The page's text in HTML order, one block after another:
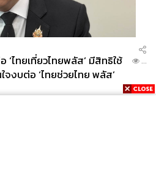
‘ไทยเที่ยวไทยพลัส’ มีสิทธิใช้
งบต่อ ‘ไทยช่วยไทย พลัส’
...